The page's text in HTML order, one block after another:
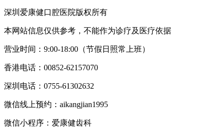
深圳爱康健口腔医院版权所有
本网站信息仅供参考，不能作为诊疗及医疗依据
营业时间：9:00-18:00（节假日照常上班）
香港电话：00852-62157070
深圳电话：0755-61302632
微信线上预约：aikangjian1995
微信小程序：爱康健齿科